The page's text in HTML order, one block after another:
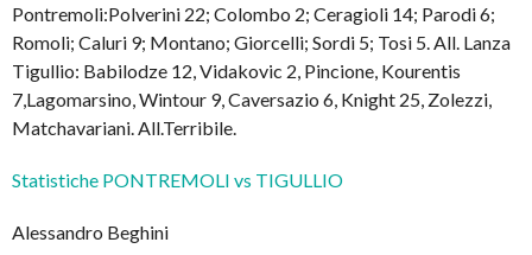
Pontremoli:Polverini 22; Colombo 2; Ceragioli 14; Parodi 6;
Romoli; Caluri 9; Montano; Giorcelli; Sordi 5; Tosi 5. All. Lanza
Tigullio: Babilodze 12, Vidakovic 2, Pincione, Kourentis
7,Lagomarsino, Wintour 9, Caversazio 6, Knight 25, Zolezzi,
Matchavariani. All.Terribile.
Statistiche PONTREMOLI vs TIGULLIO
Alessandro Beghini